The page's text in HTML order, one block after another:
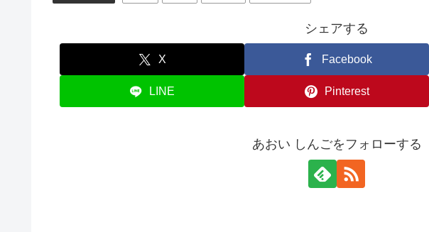
シェアする
X Facebook
LINE Pinterest
あおい しんごをフォローする